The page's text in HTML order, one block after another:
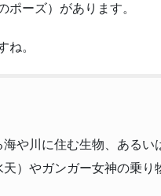
ポーズ）があります。
ね。
や川に住む生物、あるい
）やガンガー女神の乗り